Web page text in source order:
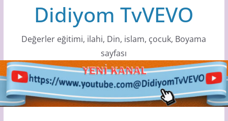
Didiyom TvVEVO
Değerler eğitimi, ilahi, Din, islam, çocuk, Boyama
sayfası